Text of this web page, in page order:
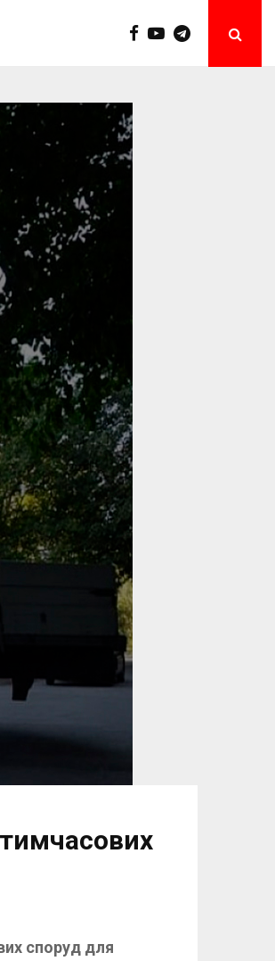
споруд для